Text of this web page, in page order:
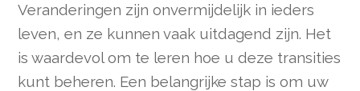
Veranderingen zijn onvermijdelijk in ieders
leven, en ze kunnen vaak uitdagend zijn. Het
is waardevol om te leren hoe u deze transities
kunt beheren. Een belangrijke stap is om uw